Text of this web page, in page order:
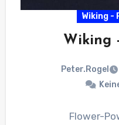
Wiking -
Wiking
Peter.Rogel
Flower-